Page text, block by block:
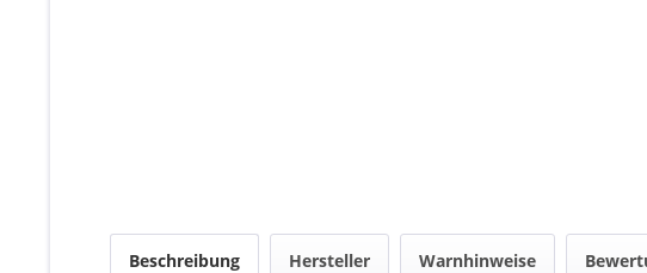
Beschreibung Hersteller Warnhinweise